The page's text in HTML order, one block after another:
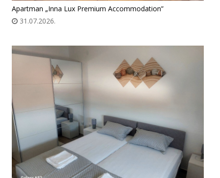
Apartman „Inna Lux Premium Accommodation”
31.07.2026.